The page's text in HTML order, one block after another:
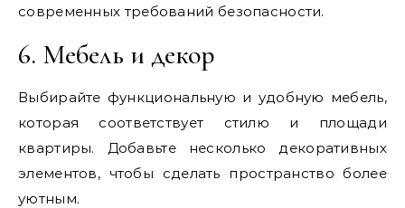
современных требований безопасности.
6. Мебель и декор
Выбирайте функциональную и удобную мебель,
которая соответствует стилю и площади
квартиры. Добавьте несколько декоративных
элементов, чтобы сделать пространство более
уютным.